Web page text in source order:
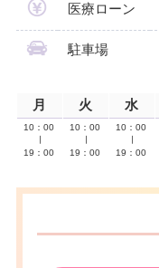
医療ローン
駐車場
月 火 水
10：00
19：00
10：00
19：00
10：00
19：00